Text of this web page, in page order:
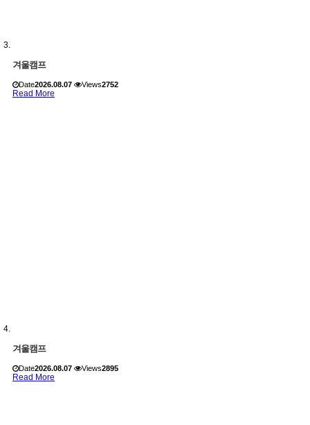
겨울캠프
Date2026.08.07 Views2752
Read More
겨울캠프
Date2026.08.07 Views2895
Read More